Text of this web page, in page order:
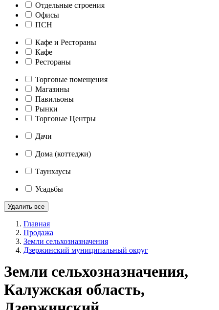
Отдельные строения
Офисы
ПСН
Кафе и Рестораны
Кафе
Рестораны
Торговые помещения
Магазины
Павильоны
Рынки
Торговые Центры
Дачи
Дома (коттеджи)
Таунхаусы
Усадьбы
Удалить все
Главная
Продажа
Земли сельхозназначения
Дзержинский муниципальный округ
Земли сельхозназначения,
Калужская область,